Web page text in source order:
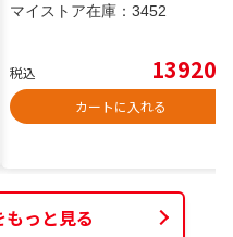
マイストア在庫： 3452
税込 13920
カートに入れる
っと見る